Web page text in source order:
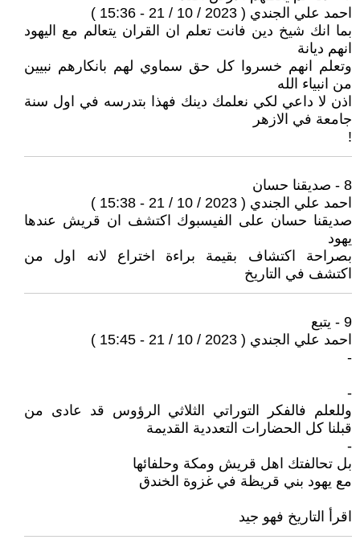
احمد علي الجندي ( 2023 / 10 / 21 - 15:36 )
بما انك شيخ دين فانت تعلم ان القران يتعالم مع اليهود
انهم ديانة
وتعلم انهم خسروا كل حق سماوي لهم بانكارهم نبيين
من انبياء الله
اذن لا داعي لكي نعلمك دينك فهذا بتدرسه في اول سنة
جامعة في الازهر
!
8 - صديقنا حسان
احمد علي الجندي ( 2023 / 10 / 21 - 15:38 )
صديقنا حسان على الفيسبوك اكتشف ان قريش عندها
يهود
بصراحة اكتشاف بقيمة براءة اختراع لانه اول من
اكتشف في التاريخ
9 - يتبع
احمد علي الجندي ( 2023 / 10 / 21 - 15:45 )
-
-
وللعلم فالفكر التوراتي الثلاثي الرؤوس قد عادى من
قبلنا كل الحضارات التعددية القديمة
-
بل تحالفتك اهل قريش ومكة وحلفائها
مع يهود بني قريظة في غزوة الخندق
اقرأ التاريخ فهو جيد